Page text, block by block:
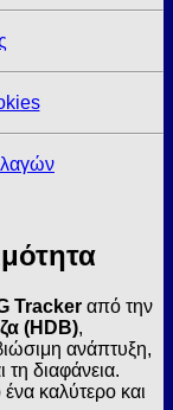
Tracker από την
(HDB),
ανάπτυξη,
τη διαφάνεια.
καλύτερο και